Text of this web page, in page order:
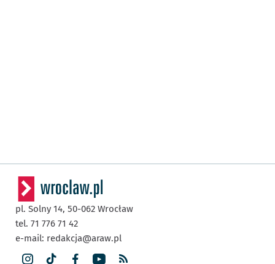
pl. Solny 14, 50-062 Wrocław
tel. 71 776 71 42
e-mail: redakcja@araw.pl